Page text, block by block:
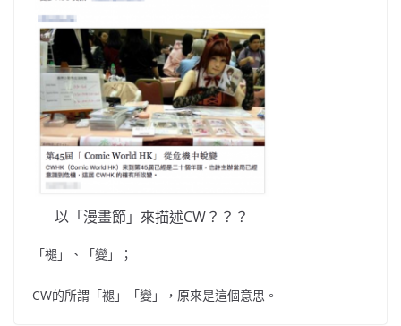
以「漫畫節」來描述CW？？？
「褪」、「變」；
CW的所謂「褪」「變」，原來是這個意思。